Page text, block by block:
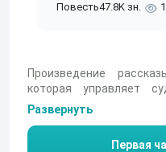
Повесть47.8K зн.
Произведение
которая управляет
становится символом
атмосферу напряжения
Развернуть
Первая